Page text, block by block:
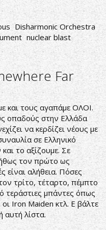
Disharmonic Orchestra
nuclear blast
Far
και τους αγαπάμε ΟΛΟΙ.
οπαδούς στην Ελλάδα
να κερδίζει νέους με
σε Ελληνικό
το αξίζουμε. Σε
τον πρώτο ως
είναι αλήθεια. Πόσες
τρίτο, τέταρτο, πέμπτο
τεράστιες μπάντες όπως
Iron Maiden κτλ. Ε βάλτε
αυτή λίστα.